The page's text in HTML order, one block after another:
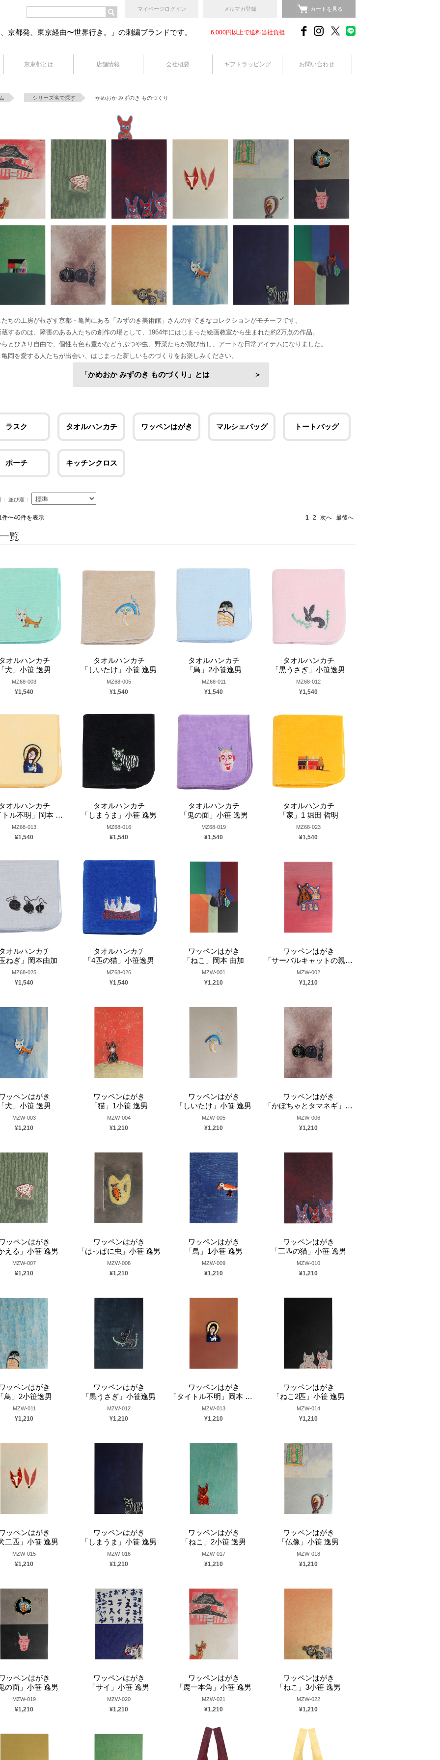
マイページログイン メルマガ登録 カートを見る
京都発、東京経由〜世界行き。」の刺繍ブランドです。 6,000円以上で送料当社負担
京東都とは 店舗情報 会社概要 ギフトラッピング お問い合わせ
シリーズ名で探す かめおか みずのき ものづくり
ちの工房が根ざす京都・亀岡にある「みずのき美術館」さんのすてきなコレクションがモチーフです。
するのは、障害のある人たちの創作の場として、1964年にはじまった絵画教室から生まれた約2万点の作品。
とびきり自由で、個性も色も豊かなどうぶつや虫、野菜たちが飛び出し、アートな日常アイテムになりました。
岡を愛する人たちが出会い、はじまった新しいものづくりをお楽しみください。
「かめおか みずのき ものづくり」とは ＞
ラスク タオルハンカチ ワッペンはがき マルシェバッグ トートバッグ
ポーチ キッチンクロス
並び順：
件〜40件を表示 1 2 次へ 最後へ
覧
オルハンカチ
犬」小笹 逸男
MZ68-003
¥1,540
タオルハンカチ
「しいたけ」小笹 逸男
MZ68-005
¥1,540
タオルハンカチ
「鳥」2小笹逸男
MZ68-011
¥1,540
タオルハンカチ
「黒うさぎ」小笹逸男
MZ68-012
¥1,540
オルハンカチ
ル不明」岡本 由加
MZ68-013
¥1,540
タオルハンカチ
「しまうま」小笹 逸男
MZ68-016
¥1,540
タオルハンカチ
「鬼の面」小笹 逸男
MZ68-019
¥1,540
タオルハンカチ
「家」1 堀田 哲明
MZ68-023
¥1,540
オルハンカチ
ねぎ」岡本由加
MZ68-025
¥1,540
タオルハンカチ
「4匹の猫」小笹逸男
MZ68-026
¥1,540
ワッペンはがき
「ねこ」岡本 由加
MZW-001
¥1,210
ワッペンはがき
「サーバルキャットの親子」小笹逸男
MZW-002
¥1,210
ッペンはがき
犬」小笹 逸男
MZW-003
¥1,210
ワッペンはがき
「猫」1小笹 逸男
MZW-004
¥1,210
ワッペンはがき
「しいたけ」小笹 逸男
MZW-005
¥1,210
ワッペンはがき
「かぼちゃとタマネギ」岡本 由加
MZW-006
¥1,210
ッペンはがき
える」小笹 逸男
MZW-007
¥1,210
ワッペンはがき
「はっぱに虫」小笹 逸男
MZW-008
¥1,210
ワッペンはがき
「鳥」1小笹 逸男
MZW-009
¥1,210
ワッペンはがき
「三匹の猫」小笹 逸男
MZW-010
¥1,210
ッペンはがき
鳥」2小笹逸男
MZW-011
¥1,210
ワッペンはがき
「黒うさぎ」小笹逸男
MZW-012
¥1,210
ワッペンはがき
「タイトル不明」岡本 由加
MZW-013
¥1,210
ワッペンはがき
「ねこ2匹」小笹 逸男
MZW-014
¥1,210
ッペンはがき
二匹」小笹 逸男
MZW-015
¥1,210
ワッペンはがき
「しまうま」小笹 逸男
MZW-016
¥1,210
ワッペンはがき
「ねこ」2小笹 逸男
MZW-017
¥1,210
ワッペンはがき
「仏像」小笹 逸男
MZW-018
¥1,210
ッペンはがき
の面」小笹 逸男
MZW-019
¥1,210
ワッペンはがき
「サイ」小笹 逸男
MZW-020
¥1,210
ワッペンはがき
「鹿一本角」小笹 逸男
MZW-021
¥1,210
ワッペンはがき
「ねこ」3小笹 逸男
MZW-022
¥1,210